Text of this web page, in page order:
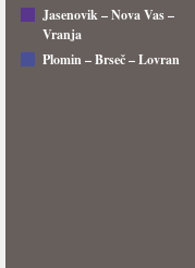
Jasenovik – Nova Vas –
Vranja
Plomin – Brseč – Lovran